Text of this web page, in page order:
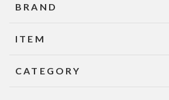
BRAND
ITEM
CATEGORY